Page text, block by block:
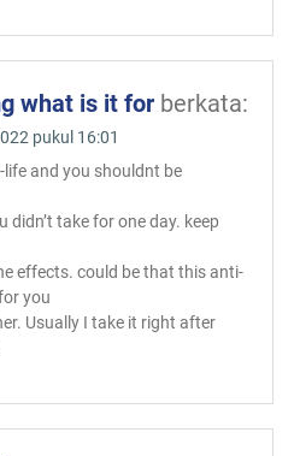
what is it for berkata:
pukul 16:01
and you shouldnt be
didn’t take for one day. keep
effects. could be that this anti-
you
Usually I take it right after